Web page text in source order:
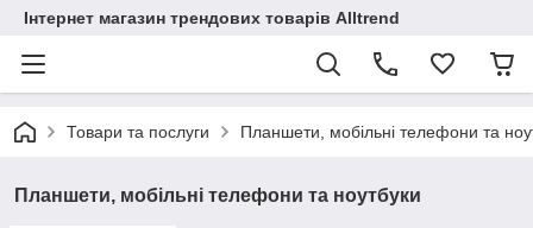
Інтернет магазин трендових товарів Alltrend
Товари та послуги Планшети, мобільні телефони та
Планшети, мобільні телефони та ноутбуки